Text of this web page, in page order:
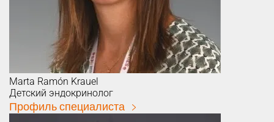
Marta Ramón Krauel
Детский эндокринолог
Профиль специалиста